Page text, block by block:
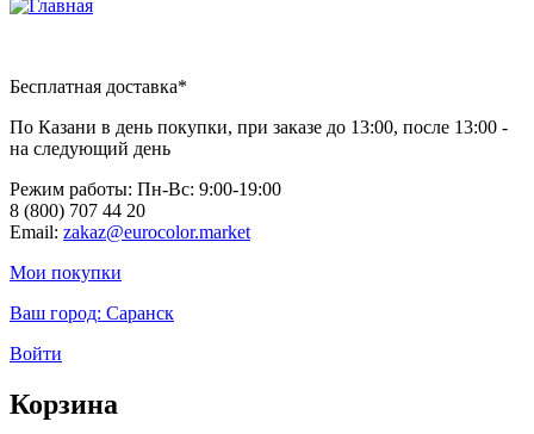
Бесплатная доставка*
По Казани в день покупки, при заказе до 13:00, после 13:00 -
на следующий день
Режим работы: Пн-Вc: 9:00-19:00
8 (800) 707 44 20
Email: zakaz@eurocolor.market
Мои покупки
Ваш город: Саранск
Войти
Корзина